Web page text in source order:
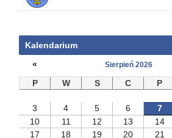
Kalendarium
«
Sierpień 2026
P
W S C P
3
4 5 6 7
10
11 12 13 14
17
18 19 20 21